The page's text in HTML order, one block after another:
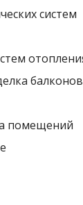
систем
балконов
помещений